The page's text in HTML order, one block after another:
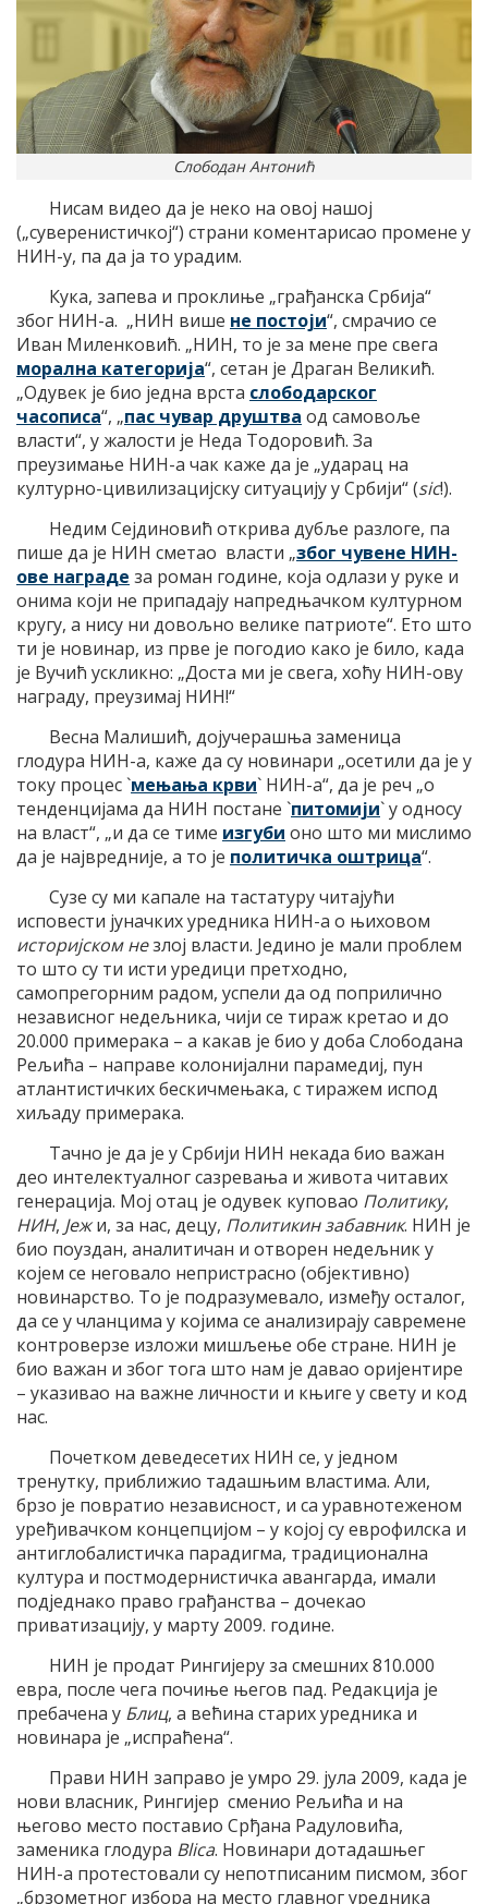
Слободан Антонић
Нисам видео да је неко на овој нашој
(„суверенистичкој“) страни коментарисао промене у
НИН-у, па да ја то урадим.
Кука, запева и проклиње „грађанска Србија“
због НИН-а. „НИН више не постоји“, смрачио се
Иван Миленковић. „НИН, то је за мене пре свега
морална категорија“, сетан је Драган Великић.
„Одувек је био једна врста слободарског
часописа“, „пас чувар друштва од самовоље
власти“, у жалости је Неда Тодоровић. За
преузимање НИН-а чак каже да је „ударац на
културно-цивилизацијску ситуацију у Србији“ (sic!).
Недим Сејдиновић открива дубље разлоге, па
пише да је НИН сметао власти „због чувене НИН-
ове награде за роман године, која одлази у руке и
онима који не припадају напредњачком културном
кругу, а нису ни довољно велике патриоте“. Ето што
ти је новинар, из прве је погодио како је било, када
је Вучић ускликно: „Доста ми је свега, хоћу НИН-ову
награду, преузимај НИН!“
Весна Малишић, дојучерашња заменица
глодура НИН-а, каже да су новинари „осетили да је у
току процес `мењања крви` НИН-а“, да је реч „о
тенденцијама да НИН постане `питомији` у односу
на власт“, „и да се тиме изгуби оно што ми мислимо
да је највредније, а то је политичка оштрица“.
Сузе су ми капале на тастатуру читајући
исповести јуначких уредника НИН-а о њиховом
историјском незлој власти. Једино је мали проблем
то што су ти исти уредици претходно,
самопрегорним радом, успели да од поприлично
независног недељника, чији се тираж кретао и до
20.000 примерака – а какав је био у доба Слободана
Рељића – направе колонијални парамедиј, пун
атлантистичких бескичмењака, с тиражем испод
хиљаду примерака.
Тачно је да је у Србији НИН некада био важан
део интелектуалног сазревања и живота читавих
генерација. Мој отац је одувек куповао Политику,
НИН, Јежи, за нас, децу, Политикин забавник. НИН је
био поуздан, аналитичан и отворен недељник у
којем се неговало непристрасно (објективно)
новинарство. То је подразумевало, између осталог,
да се у чланцима у којима се анализирају савремене
контроверзе изложи мишљење обе стране. НИН је
био важан и због тога што нам је давао оријентире
– указивао на важне личности и књиге у свету и код
нас.
Почетком деведесетих НИН се, у једном
тренутку, приближио тадашњим властима. Али,
брзо је повратио независност, и са уравнотеженом
уређивачком концепцијом – у којој су еврофилска и
антиглобалистичка парадигма, традиционална
култура и постмодернистичка авангарда, имали
подједнако право грађанства – дочекао
приватизацију, у марту 2009. године.
НИН је продат Рингијеру за смешних 810.000
евра, после чега почиње његов пад. Редакција је
пребачена у Блиц, а већина старих уредника и
новинара је „испраћена“.
Прави НИН заправо је умро 29. јула 2009, када је
нови власник, Рингијер сменио Рељића и на
његово место поставио Срђана Радуловића,
заменика глодура Blica. Новинари дотадашњег
НИН-а протестовали су непотписаним писмом, због
„брзометног избора на место главног уредника